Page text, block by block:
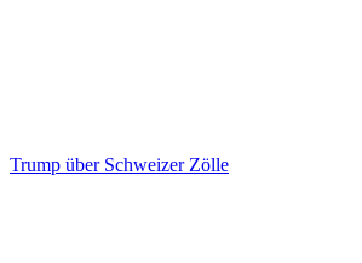
Trump über Schweizer Zölle